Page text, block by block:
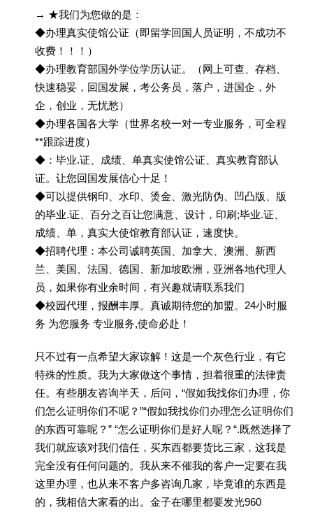
→ ★我们为您做的是：
◆办理真实使馆公证（即留学回国人员证明，不成功不
收费！！！）
◆办理教育部国外学位学历认证。（网上可查、存档、
快速稳妥，回国发展，考公务员，落户，进国企，外
企，创业，无忧愁）
◆办理各国各大学（世界名校一对一专业服务，可全程
**跟踪进度）
◆：毕业.证、成绩、单真实使馆公证、真实教育部认
证。让您回国发展信心十足！
◆可以提供钢印、水印、烫金、激光防伪、凹凸版、版
的毕业.证、百分之百让您满意、设计，印刷;毕业.证、
成绩、单，真实大使馆教育部认证，速度快。
◆招聘代理：本公司诚聘英国、加拿大、澳洲、新西
兰、美国、法国、德国、新加坡欧洲，亚洲各地代理人
员，如果你有业余时间，有兴趣就请联系我们
◆校园代理，报酬丰厚。真诚期待您的加盟。24小时服
务 为您服务 专业服务,使命必赴！
只不过有一点希望大家谅解！这是一个灰色行业，有它
特殊的性质。我为大家做这个事情，担着很重的法律责
任。有些朋友咨询半天，后问，“假如我找你们办理，你
们怎么证明你们不呢？”“假如我找你们办理怎么证明你们
的东西可靠呢？” “怎么证明你们是好人呢？“.既然选择了
我们就应该对我们信任，买东西都要货比三家，这我是
完全没有任何问题的。我从来不催我的客户一定要在我
这里办理，也从来不客户多咨询几家，毕竟谁的东西是
的，我相信大家看的出。金子在哪里都要发光960